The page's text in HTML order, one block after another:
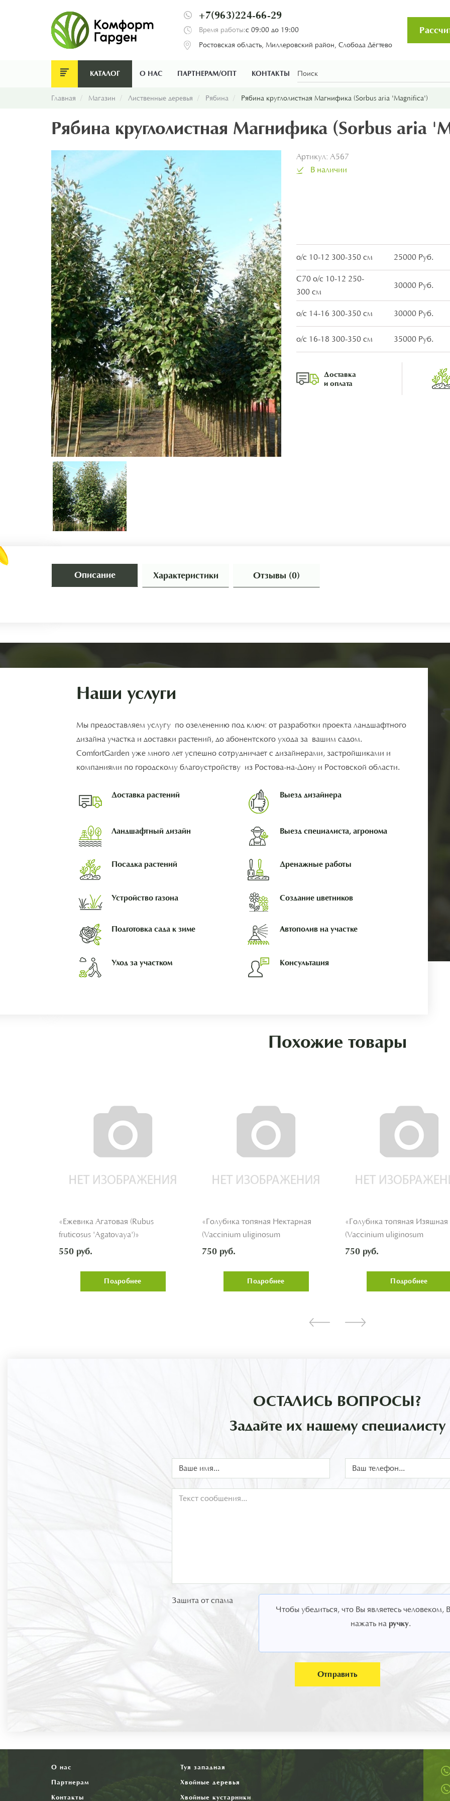
+7(963)224-66-29
Время работы:с 09:00 до 19:00
Ростовская область, Миллеровский район, Слобода Дёгтево
КАТАЛОГ О НАС ПАРТНЕРАМ/ОПТ КОНТАКТЫ
Главная Магазин Лиственные деревья Рябина Рябина круглолистная Магнифика (Sorbus aria 'Magnifica')
Рябина круглолистная Магнифика (Sorbus aria
Артикул: A567
В наличии
о/с 10-12 300-350 см 25000 Руб.
С70 о/с 10-12 250-
300 см
30000 Руб.
о/с 14-16 300-350 см 30000 Руб.
о/с 16-18 300-350 см 35000 Руб.
Доставка
и оплата
Описание Характеристики Отзывы (0)
Наши услуги
Мы предоставляем услугу по озеленению под ключ: от разработки проекта ландшафтного
дизайна участка и доставки растений, до абонентского ухода за вашим садом.
ComfortGarden уже много лет успешно сотрудничает с дизайнерами, застройщиками и
компаниями по городскому благоустройству из Ростова-на-Дону и Ростовской области.
Доставка растений Выезд дизайнера
Ландшафтный дизайн Выезд специалиста, агронома
Посадка растений Дренажные работы
Устройство газона Создание цветников
Подготовка сада к зиме Автополив на участке
Уход за участком Консультация
Похожие товары
«Ежевика Агатовая (Rubus
fruticosus 'Agatovaya')»
550 руб.
Подробнее
«Голубика топяная Нектарная
(Vaccinium uliginosum
'Nektarnaya')»
750 руб.
Подробнее
«Голубика топяная Изящная
(Vaccinium uliginosum
'Izyashchnaya')»
750 руб.
Подробнее
ОСТАЛИСЬ ВОПРОСЫ?
Задайте их нашему специалисту
Защита от спама
Чтобы убедиться, что Вы являетесь человеком,
нажать на ручку.
Отправить
О нас
Партнерам
Контакты
Туя западная
Хвойные деревья
Хвойные кустарники